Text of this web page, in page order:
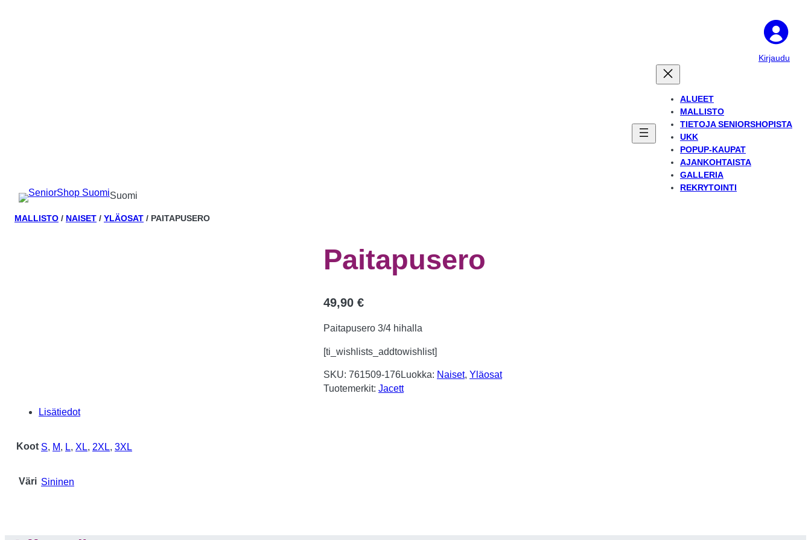
Suomi
Kirjaudu
ALUEET
MALLISTO
TIETOJA SENIORSHOPISTA
UKK
POPUP-KAUPAT
AJANKOHTAISTA
GALLERIA
REKRYTOINTI
MALLISTO / NAISET / YLÄOSAT / PAITAPUSERO
Paitapusero
49,90 €
Paitapusero 3/4 hihalla
[ti_wishlists_addtowishlist]
SKU: 761509-176Luokka: Naiset, Yläosat
Tuotemerkit: Jacett
Lisätiedot
Koot S, M, L, XL, 2XL, 3XL
Väri Sininen